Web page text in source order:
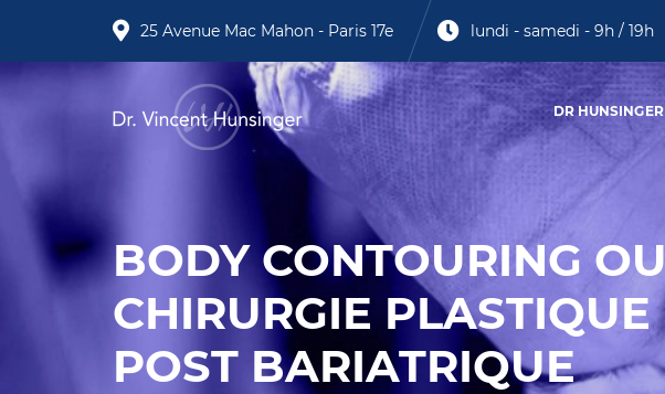
25 Avenue Mac Mahon - Paris 17e lundi - samedi - 9h / 19h
DR HUNSINGER
BODY CONTOURING OU
CHIRURGIE PLASTIQUE
POST BARIATRIQUE